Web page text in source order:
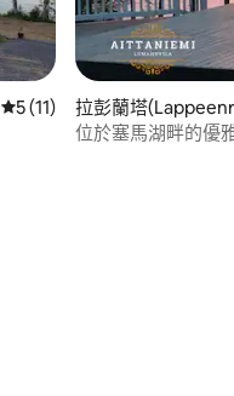
從 11 則評價中獲得 5 的平均
5 (11)
拉彭蘭塔
墅
位於塞馬湖畔的優